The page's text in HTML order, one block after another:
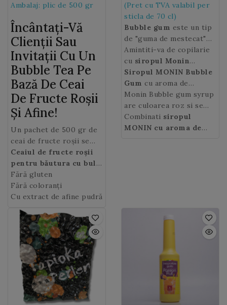
Ambalaj: plic de 500 gr
Încântați-Vă
Clienții Sau
Invitații Cu Un
Bubble Tea Pe
Bază De Ceai
De Fructe Roșii
Și Afine!
Un pachet de 500 gr de
ceai de fructe roșii se
amestecă cu 10 litri de
apă. Se pastrează la rece.
Ceaiul de fructe roșii
pentru băutura cu bule
este savuros și te va
cuceri încă de la prima
înghițitură!
Fără gluten
Fără coloranți
Cu extract de afine pudră
(Pret cu TVA valabil per
sticla de 70 cl)
Bubble gum este un tip
de "guma de mestecat"
conceputa special pentru
a putea fi umflata sub
forma de balon.
Amintiti-va de copilarie
cu siropul Monin
Bubble gumcu gust
intens si dulce din
vremuri mult mai simple
decat cele de astazi.
Siropul MONIN Bubble
Gum cu aroma de
bomboane roz va da o
nota amuzanta oricarui
cocktail mai serios sau
unei simple ape minerale
Monin Bubble gum syrup
are culoarea roz si se
poate fi folosit in
cocktail-uri, soda si
Combinati siropul
MONIN cu aroma de